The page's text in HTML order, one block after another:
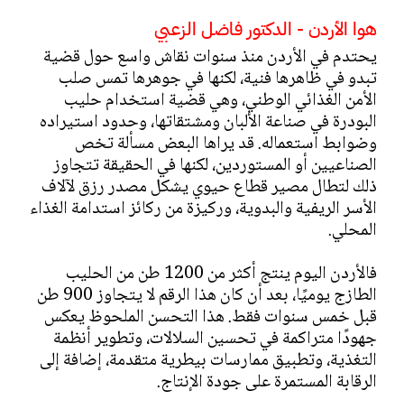
هوا الأردن - الدكتور فاضل الزعبي
يحتدم في الأردن منذ سنوات نقاش واسع حول قضية
تبدو في ظاهرها فنية، لكنها في جوهرها تمس صلب
الأمن الغذائي الوطني، وهي قضية استخدام حليب
البودرة في صناعة الألبان ومشتقاتها، وحدود استيراده
وضوابط استعماله. قد يراها البعض مسألة تخص
الصناعيين أو المستوردين، لكنها في الحقيقة تتجاوز
ذلك لتطال مصير قطاع حيوي يشكل مصدر رزق لآلاف
الأسر الريفية والبدوية، وركيزة من ركائز استدامة الغذاء
المحلي.
فالأردن اليوم ينتج أكثر من 1200 طن من الحليب
الطازج يوميًا، بعد أن كان هذا الرقم لا يتجاوز 900 طن
قبل خمس سنوات فقط. هذا التحسن الملحوظ يعكس
جهودًا متراكمة في تحسين السلالات، وتطوير أنظمة
التغذية، وتطبيق ممارسات بيطرية متقدمة، إضافة إلى
الرقابة المستمرة على جودة الإنتاج.